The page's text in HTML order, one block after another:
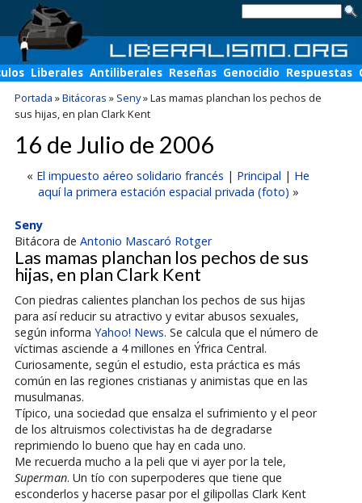
Liberales Antiliberales Reseñas Genocidio Respuestas
Portada »Bitácoras » Seny»Las mamas planchan los pechos de
sus hijas, en plan Clark Kent
16 de Julio de 2006
« El impuesto aéreo solidario francés | Principal | He
aquí la primera estación espacial privada (foto) »
Seny
Bitácora de Antonio Mascaró Rotger
Las mamas planchan los pechos de sus
hijas, en plan Clark Kent
Con piedras calientes planchan los pechos de sus hijas
para así reducir su atractivo y evitar abusos sexuales,
según informa Yahoo! News. Se calcula que el número de
víctimas asciende a 4 millones en Ýfrica Central.
Curiosamente, según el estudio, esta práctica es más
común en las regiones cristianas y animistas que en las
musulmanas.
Típico, una sociedad que ensalza el sufrimiento y el peor
de los altruismos colectivistas ha de degradarse
reprimiendo lo bueno que hay en cada uno.
Me recuerda mucho a la peli que vi ayer por la tele,
Superman. Un tío con superpoderes que tiene que
esconderlos y hacerse pasar por el gilipollas Clark Kent